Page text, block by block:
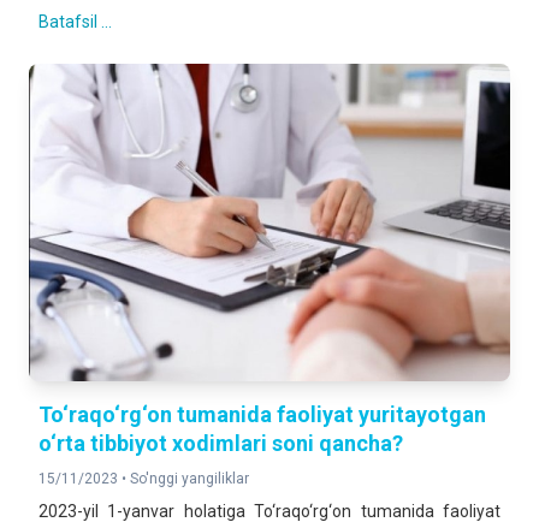
Batafsil ...
To‘raqo‘rg‘on tumanida faoliyat yuritayotgan
o‘rta tibbiyot xodimlari soni qancha?
15/11/2023 • So'nggi yangiliklar
2023-yil 1-yanvar holatiga To‘raqo‘rg‘on tumanida faoliyat